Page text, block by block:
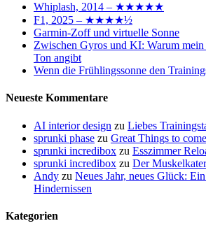
Whiplash, 2014 – ★★★★★
F1, 2025 – ★★★★½
Garmin-Zoff und virtuelle Sonne
Zwischen Gyros und KI: Warum
Ton angibt
Wenn die Frühlingssonne den
Neueste Kommentare
AI interior design zu Liebes
sprunki phase zu Great Things to
sprunki incredibox zu Esszimmer
sprunki incredibox zu Der
Andy zu Neues Jahr, neues Glück:
Hindernissen
Kategorien